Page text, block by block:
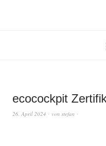
ecocockpit
26. April 2024 von stefan